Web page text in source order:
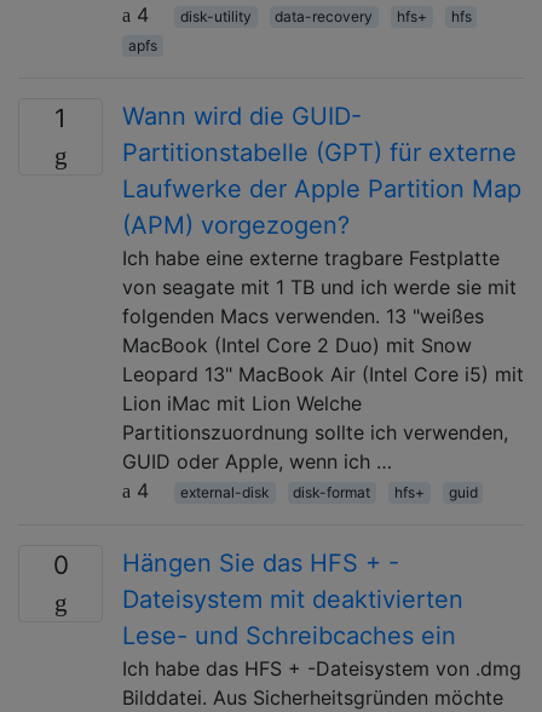
4
disk-utility data-recovery hfs+
hfs
apfs
1
Wann wird die GUID-
Partitionstabelle (GPT) für externe
Laufwerke der Apple Partition Map
(APM) vorgezogen?
Ich habe eine externe tragbare Festplatte
von seagate mit 1 TB und ich werde sie mit
folgenden Macs verwenden. 13 "weißes
MacBook (Intel Core 2 Duo) mit Snow
Leopard 13" MacBook Air (Intel Core i5) mit
Lion iMac mit Lion Welche
Partitionszuordnung sollte ich verwenden,
GUID oder Apple, wenn ich …
4
external-disk disk-format hfs+ guid
0
Hängen Sie das HFS + -
Dateisystem mit deaktivierten
Lese- und Schreibcaches ein
Ich habe das HFS + -Dateisystem von .dmg
Bilddatei. Aus Sicherheitsgründen möchte